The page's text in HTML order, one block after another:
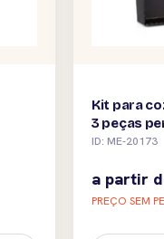
Kit para
3 peças
ID: ME-20173
a partir
PREÇO SEM